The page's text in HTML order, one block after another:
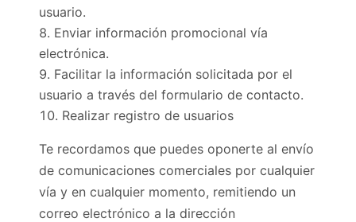
usuario.
Enviar información promocional vía
electrónica.
Facilitar la información solicitada por el
usuario a través del formulario de contacto.
Realizar registro de usuarios
Te recordamos que puedes oponerte al envío
de comunicaciones comerciales por cualquier
vía y en cualquier momento, remitiendo un
correo electrónico a la dirección